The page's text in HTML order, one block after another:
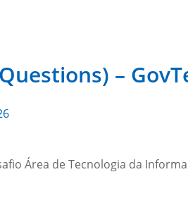
–
Área de Tecnologia da